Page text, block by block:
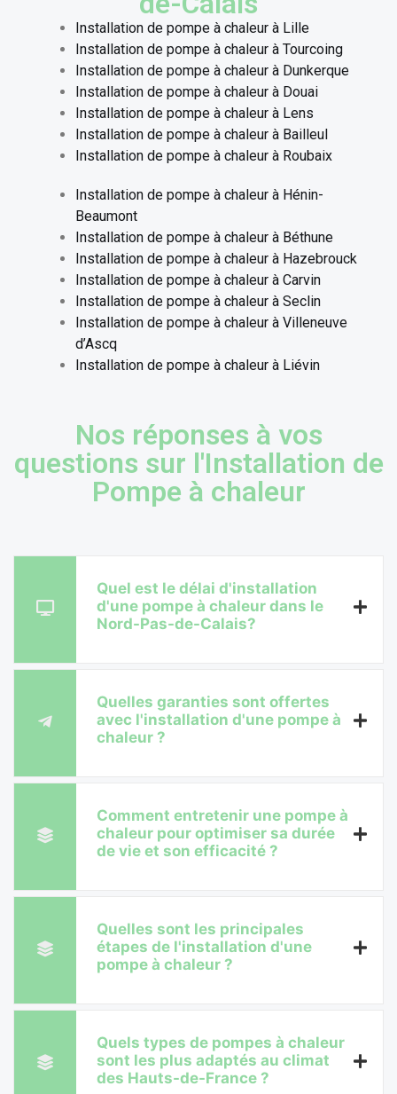
Installation de pompe à chaleur à Lille
Installation de pompe à chaleur à Tourcoing
Installation de pompe à chaleur à Dunkerque
Installation de pompe à chaleur à Douai
Installation de pompe à chaleur à Lens
Installation de pompe à chaleur à Bailleul
Installation de pompe à chaleur à Roubaix
Installation de pompe à chaleur à Hénin-
Beaumont
Installation de pompe à chaleur à Béthune
Installation de pompe à chaleur à Hazebrouck
Installation de pompe à chaleur à Carvin
Installation de pompe à chaleur à Seclin
Installation de pompe à chaleur à Villeneuve
d’Ascq
Installation de pompe à chaleur à Liévin
Nos réponses à vos
questions sur l'Installation de
Pompe à chaleur
Quel est le délai d'installation
d'une pompe à chaleur dans le
Nord-Pas-de-Calais?
Quelles garanties sont offertes
avec l'installation d'une pompe à
chaleur ?
Comment entretenir une pompe à
chaleur pour optimiser sa durée
de vie et son efficacité ?
Quelles sont les principales
étapes de l'installation d'une
pompe à chaleur ?
Quels types de pompes à chaleur
sont les plus adaptés au climat
des Hauts-de-France ?